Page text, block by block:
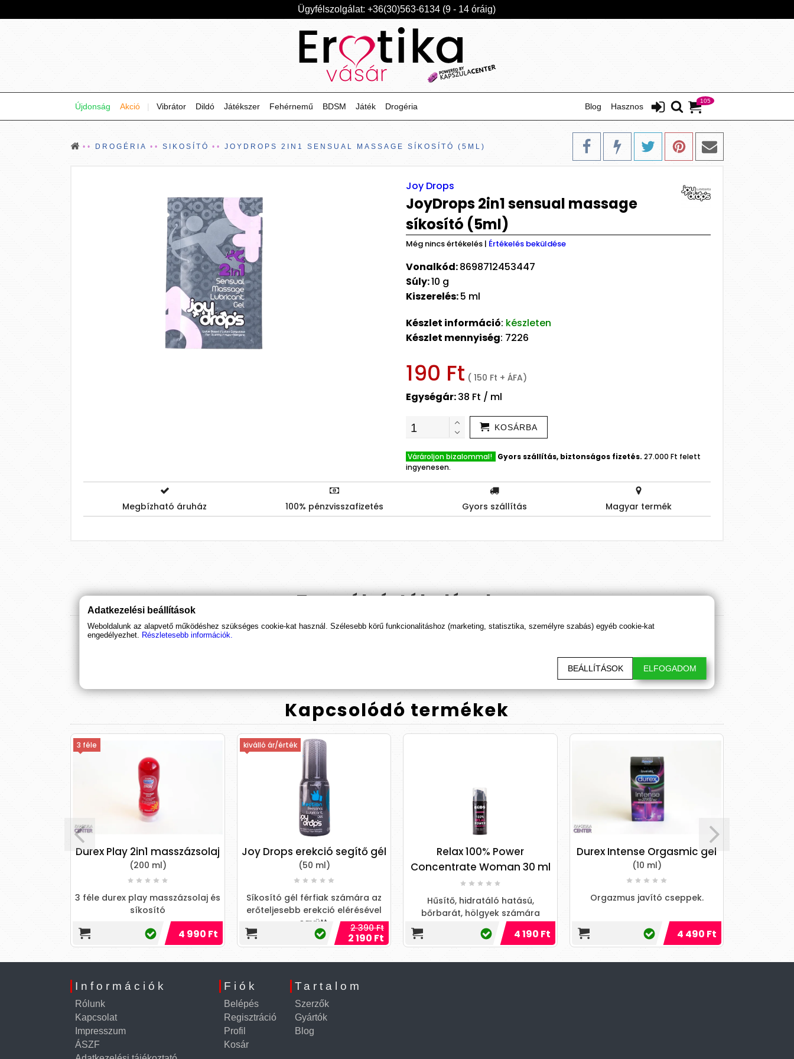
Ügyfélszolgálat: +36(30)563-6134 (9 - 14 óráig)
105
Hasznos
Újdonság Blog
Akció | Vibrátor Dildó Játékszer Fehérnemű BDSM Játék Drogéria
DROGÉRIA SIKOSÍTÓ JOYDROPS 2IN1 SENSUAL MASSAGE SÍKOSÍTÓ (5ML)
Joy Drops
JoyDrops 2in1 sensual massage
síkosító (5ml)
Még nincs értékelés | Értékelés beküldése
Vonalkód:8698712453447
Súly:10 g
Kiszerelés:5 ml
Készlet információ: készleten
Készlet mennyiség: 7226
190 Ft ( 150 Ft + ÁFA)
Egységár:38 Ft / ml
KOSÁRBA
Várároljon bizalommal! Gyors szállítás, biztonságos fizetés. 27.000 Ft felett
ingyenesen.
Megbízható áruház 100% pénzvisszafizetés Gyors szállítás Magyar termék
Termékértékelések
ÉRTÉKELÉS BEKÜLDÉSE
Kapcsolódó termékek
3 féle
Durex Play 2in1 masszázsolaj
(200 ml)
3 féle durex play masszázsolaj és
síkosító
4 990 Ft
kiválló ár/érték
Joy Drops erekció segítő gél
(50 ml)
Síkosító gél férfiak számára az
erőteljesebb erekció elérésével
együtt.
2 390 Ft
2 190 Ft
Relax 100% Power
Concentrate Woman 30 ml
Hűsítő, hidratáló hatású,
bőrbarát, hölgyek számára
ajánlott anális sikosító.
4 190 Ft
Durex Intense Orgasmic gel
(10 ml)
Orgazmus javító cseppek.
4 490 Ft
Információk
Rólunk
Kapcsolat
Impresszum
ÁSZF
Fiók
Belépés
Regisztráció
Profil
Kosár
Tartalom
Szerzők
Gyártók
Blog
Adatkezelési beállítások
Weboldalunk az alapvető működéshez szükséges cookie-kat használ. Szélesebb körű funkcionalitáshoz (marketing, statisztika, személyre szabás) egyéb cookie-kat
engedélyezhet. Részletesebb információk.
BEÁLLÍTÁSOK ELFOGADOM